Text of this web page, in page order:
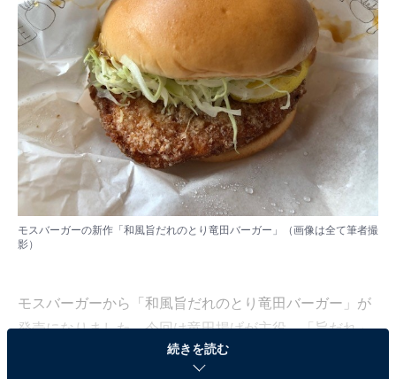
モスバーガーの新作「和風旨だれのとり竜田バーガー」（画像は全て筆者撮
影）
モスバーガーから「和風旨だれのとり竜田バーガー」が
発売になりました。今回は竜田揚げが主役。「旨だれ」
も気になりますよね。早速食べてみましょう。
続きを読む